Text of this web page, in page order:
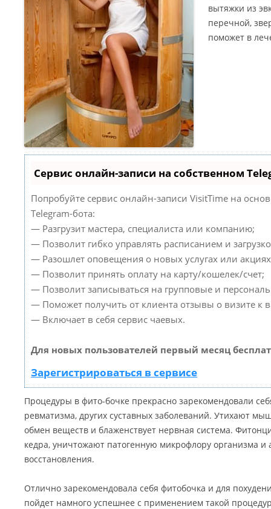
вытяжки из
перечной,
поможет в
Сервис онлайн-записи на собственном
Попробуйте сервис онлайн-записи VisitTime на
Telegram-бота:
— Разгрузит мастера, специалиста или компанию;
— Позволит гибко управлять расписанием и
— Разошлет оповещения о новых услугах или
— Позволит принять оплату на карту/кошелек/счет;
— Позволит записываться на групповые и
— Поможет получить от клиента отзывы о визите к
— Включает в себя сервис чаевых.
Для новых пользователей первый месяц
Зарегистрироваться в сервисе
Процедуры в фито-бочке прекрасно зарекомендовали
ревматизма, других суставных заболеваний. Утихают
обмен веществ и блаженствует нервная система.
кедра, уничтожают патогенную микрофлору организма и
восстановления.
Отлично зарекомендовала себя фитобочка и для
пойдет намного успешнее с применением такой